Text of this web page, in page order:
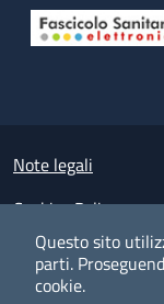
Questo sito
parti.
cookie.
Small
Note legali
Cookies Policy
Policy privacy e
Albo pretorio on-line